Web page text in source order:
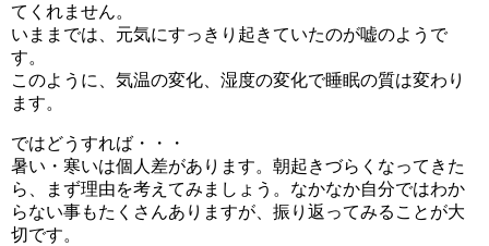
てくれません。
いままでは、元気にすっきり起きていたのが嘘のようで
す。
このように、気温の変化、湿度の変化で睡眠の質は変わり
ます。
ではどうすれば・・・
暑い・寒いは個人差があります。朝起きづらくなってきた
ら、まず理由を考えてみましょう。なかなか自分ではわか
らない事もたくさんありますが、振り返ってみることが大
切です。